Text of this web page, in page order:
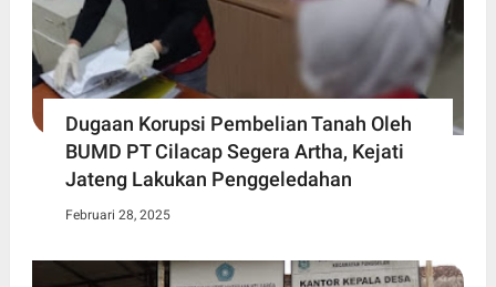
Dugaan Korupsi Pembelian Tanah Oleh
BUMD PT Cilacap Segera Artha, Kejati
Jateng Lakukan Penggeledahan
Februari 28, 2025